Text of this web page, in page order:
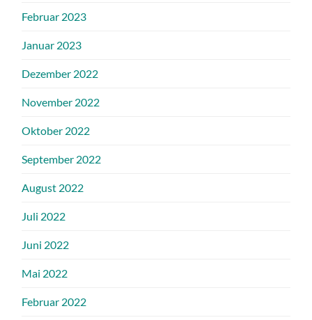
Februar 2023
Januar 2023
Dezember 2022
November 2022
Oktober 2022
September 2022
August 2022
Juli 2022
Juni 2022
Mai 2022
Februar 2022